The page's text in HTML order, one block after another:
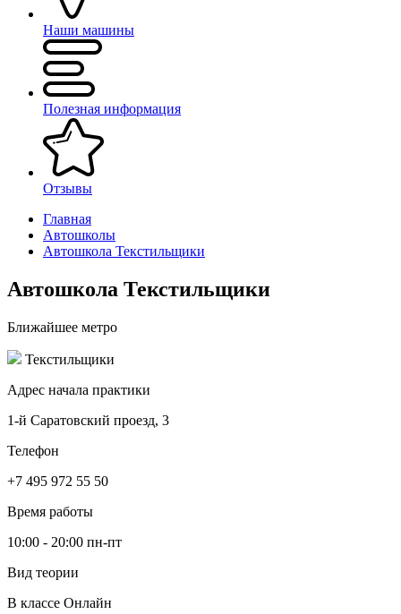
Наши машины
Полезная информация
Отзывы
Главная
Автошколы
Автошкола Текстильщики
Автошкола Текстильщики
Ближайшее метро
Текстильщики
Адрес начала практики
1-й Саратовский проезд, 3
Телефон
+7 495 972 55 50
Время работы
10:00 - 20:00 пн-пт
Вид теории
В классе Онлайн